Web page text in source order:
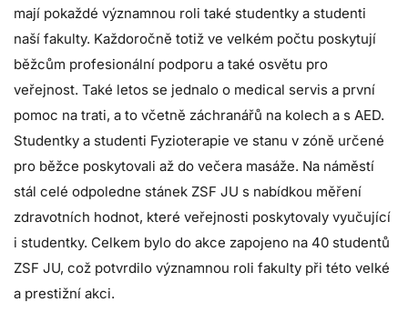
mají pokaždé významnou roli také studentky a studenti
naší fakulty. Každoročně totiž ve velkém počtu poskytují
běžcům profesionální podporu a také osvětu pro
veřejnost. Také letos se jednalo o medical servis a první
pomoc na trati, a to včetně záchranářů na kolech a s AED.
Studentky a studenti Fyzioterapie ve stanu v zóně určené
pro běžce poskytovali až do večera masáže. Na náměstí
stál celé odpoledne stánek ZSF JU s nabídkou měření
zdravotních hodnot, které veřejnosti poskytovaly vyučující
i studentky. Celkem bylo do akce zapojeno na 40 studentů
ZSF JU, což potvrdilo významnou roli fakulty při této velké
a prestižní akci.